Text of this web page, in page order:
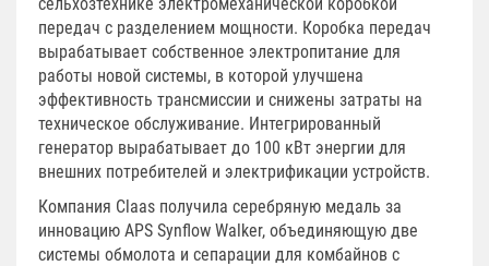
передач с разделением мощности. Коробка передач
вырабатывает собственное электропитание для
работы новой системы, в которой улучшена
эффективность трансмиссии и снижены затраты на
техническое обслуживание. Интегрированный
генератор вырабатывает до 100 кВт энергии для
внешних потребителей и электрификации устройств.
Компания Claas получила серебряную медаль за
инновацию APS Synflow Walker, объединяющую две
системы обмолота и сепарации для комбайнов с